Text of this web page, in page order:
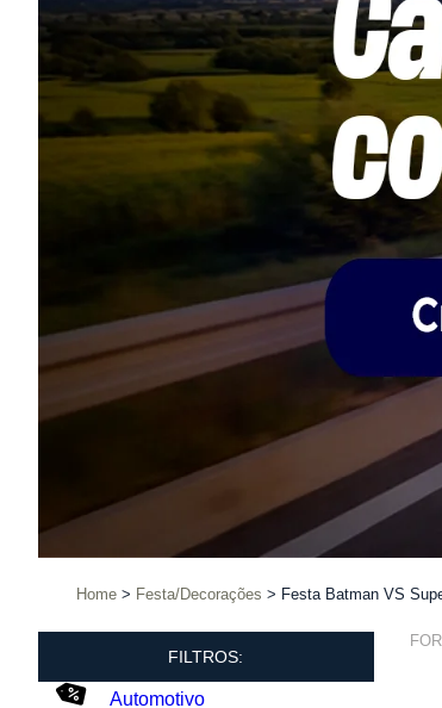
Home Festa/Decorações Festa Batman VS
FILTROS:
Automotivo